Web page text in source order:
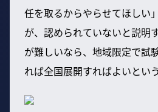
任を取るからやらせてほしい
が、認められていないと説明
が難しいなら、地域限定で試
れば全国展開すればよいとい